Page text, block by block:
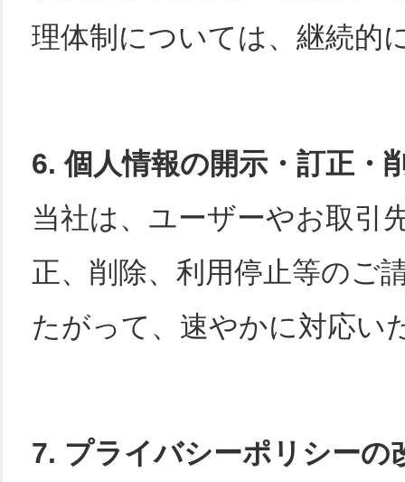
理体制については、継続的
6. 個人情報の開示・訂正・
当社は、ユーザーやお取引
正、削除、利用停止等のご
たがって、速やかに対応い
7. プライバシーポリシーの